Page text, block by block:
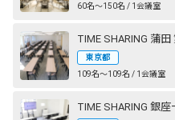
60名〜150名 / 1会議室
TIME SHARING 蒲
東京都
109名〜109名 / 1会議室
TIME SHARING 銀座